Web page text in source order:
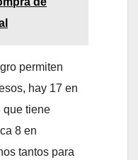
permiten
hay 17 en
que tiene
8 en
tantos para